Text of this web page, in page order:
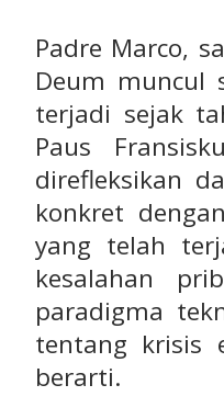
Padre Marco,
Deum muncul
terjadi sejak
Paus
direfleksikan
konkret
yang telah
kesalahan
paradigma
tentang krisis
berarti.